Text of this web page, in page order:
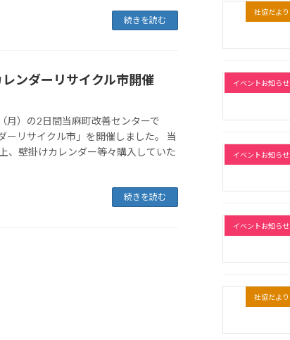
続きを読む
ンダーリサイクル市開催
月）の2日間当麻町改善センターで
ーリサイクル市」を開催しました。 当
、壁掛けカレンダー等々購入していた
続きを読む
社協だより
イベントお知らせ
イベントお知らせ
イベントお知らせ
社協だより